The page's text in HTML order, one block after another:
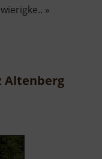
»
Altenberg